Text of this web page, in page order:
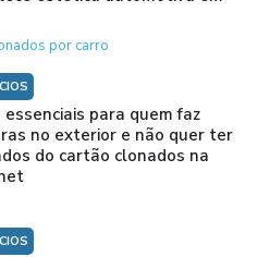
por carro
essenciais para quem faz
no exterior e não quer ter
do cartão clonados na